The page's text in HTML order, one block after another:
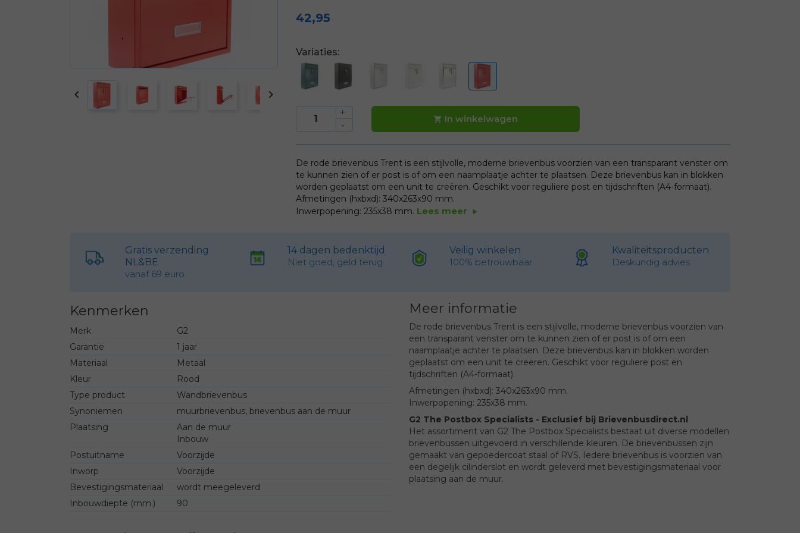
 
42,95
Variaties:
 In winkelwagen
De rode brievenbus Trent is een stijlvolle, moderne brievenbus voorzien van een transparant venster om
te kunnen zien of er post is of om een naamplaatje achter te plaatsen. Deze brievenbus kan in blokken
worden geplaatst om een unit te creëren. Geschikt voor reguliere post en tijdschriften (A4-formaat).
Afmetingen (hxbxd): 340x263x90 mm.
Inwerpopening: 235x38 mm. Lees meer play_arrow
Gratis verzending
NL&BE
vanaf 69 euro
14 dagen bedenktijd
Niet goed, geld terug
Veilig winkelen
100% betrouwbaar
Kwaliteitsproducten
Deskundig advies
Kenmerken
Merk
G2
Garantie
1 jaar
Materiaal
Metaal
Kleur
Rood
Type product
Wandbrievenbus
Synoniemen
muurbrievenbus, brievenbus aan de muur
Plaatsing
Aan de muur
Inbouw
Postuitname
Voorzijde
Inworp
Voorzijde
Bevestigingsmateriaal
wordt meegeleverd
Inbouwdiepte (mm.)
90
Meer informatie
De rode brievenbus Trent is een stijlvolle, moderne brievenbus voorzien van
een transparant venster om te kunnen zien of er post is of om een
naamplaatje achter te plaatsen. Deze brievenbus kan in blokken worden
geplaatst om een unit te creëren. Geschikt voor reguliere post en
tijdschriften (A4-formaat).
Afmetingen (hxbxd): 340x263x90 mm.
Inwerpopening: 235x38 mm.
G2 The Postbox Specialists - Exclusief bij Brievenbusdirect.nl
Het assortiment van G2 The Postbox Specialists bestaat uit diverse modellen
brievenbussen uitgevoerd in verschillende kleuren. De brievenbussen zijn
gemaakt van gepoedercoat staal of RVS. Iedere brievenbus is voorzien van
een degelijk cilinderslot en wordt geleverd met bevestigingsmateriaal voor
plaatsing aan de muur.